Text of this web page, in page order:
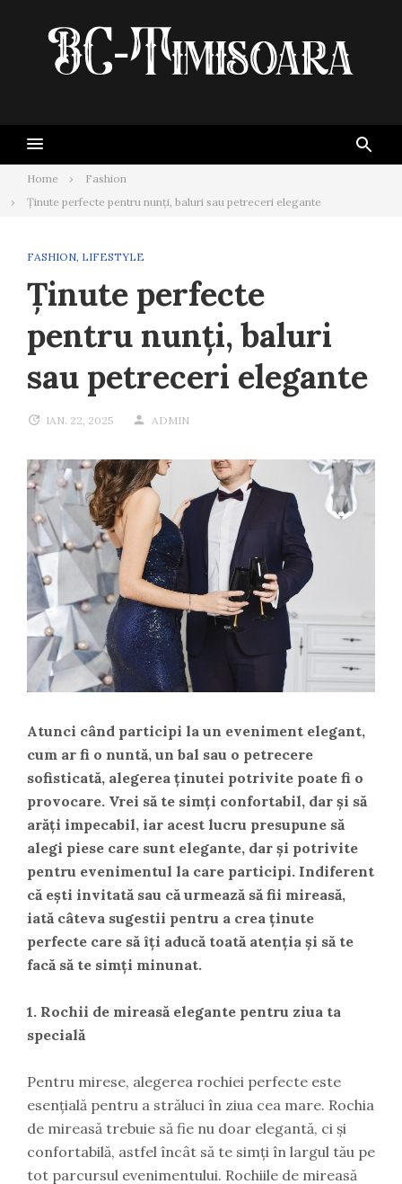
Home
Fashion
Ținute perfecte pentru nunți, baluri sau petreceri elegante
FASHION, LIFESTYLE
Ținute perfecte
pentru nunți, baluri
sau petreceri elegante
IAN. 22, 2025 ADMIN
Atunci când participi la un eveniment elegant,
cum ar fi o nuntă, un bal sau o petrecere
sofisticată, alegerea ținutei potrivite poate fi o
provocare. Vrei să te simți confortabil, dar și să
arăți impecabil, iar acest lucru presupune să
alegi piese care sunt elegante, dar și potrivite
pentru evenimentul la care participi. Indiferent
că ești invitată sau că urmează să fii mireasă,
iată câteva sugestii pentru a crea ținute
perfecte care să îți aducă toată atenția și să te
facă să te simți minunat.
1. Rochii de mireasă elegante pentru ziua ta
specială
Pentru mirese, alegerea rochiei perfecte este
esențială pentru a străluci în ziua cea mare. Rochia
de mireasă trebuie să fie nu doar elegantă, ci și
confortabilă, astfel încât să te simți în largul tău pe
tot parcursul evenimentului. Rochiile de mireasă